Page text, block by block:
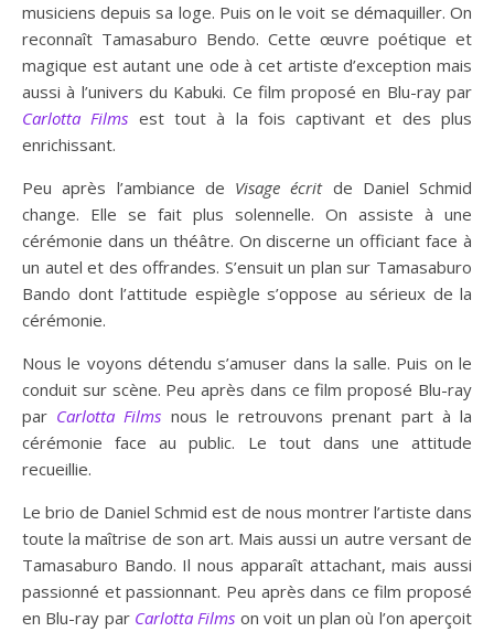
musiciens depuis sa loge. Puis on le voit se démaquiller. On
reconnaît Tamasaburo Bendo. Cette œuvre poétique et
magique est autant une ode à cet artiste d’exception mais
aussi à l’univers du Kabuki. Ce film proposé en Blu-ray par
Carlotta Films est tout à la fois captivant et des plus
enrichissant.
Peu après l’ambiance de Visage écritde Daniel Schmid
change. Elle se fait plus solennelle. On assiste à une
cérémonie dans un théâtre. On discerne un officiant face à
un autel et des offrandes. S’ensuit un plan sur Tamasaburo
Bando dont l’attitude espiègle s’oppose au sérieux de la
cérémonie.
Nous le voyons détendu s’amuser dans la salle. Puis on le
conduit sur scène. Peu après dans ce film proposé Blu-ray
par Carlotta Films nous le retrouvons prenant part à la
cérémonie face au public. Le tout dans une attitude
recueillie.
Le brio de Daniel Schmid est de nous montrer l’artiste dans
toute la maîtrise de son art. Mais aussi un autre versant de
Tamasaburo Bando. Il nous apparaît attachant, mais aussi
passionné et passionnant. Peu après dans ce film proposé
en Blu-ray par Carlotta Films on voit un plan où l’on aperçoit